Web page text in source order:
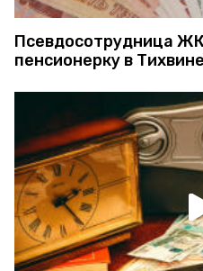
Псевдосотрудница
пенсионерку в Тихвине